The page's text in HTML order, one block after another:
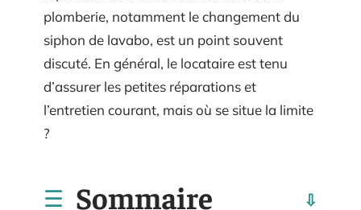
plomberie, notamment le changement du
siphon de lavabo, est un point souvent
discuté. En général, le locataire est tenu
d’assurer les petites réparations et
l’entretien courant, mais où se situe la limite
?
Sommaire